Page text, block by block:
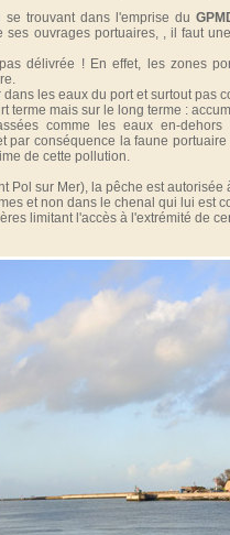
se trouvant dans l'emprise du
ses ouvrages portuaires, , il faut
délivrée ! En effet, les zones
les eaux du port et surtout pas
terme mais sur le long terme :
comme les eaux en-
par conséquence la faune
de cette pollution.
Pol sur Mer), la pêche est autorisée
et non dans le chenal qui lui est
limitant l'accès à l'extrémité de